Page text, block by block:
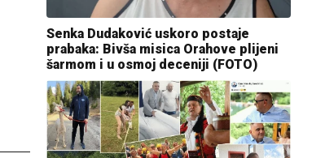
Senka Dudaković uskoro postaje
prabaka: Bivša misica Orahove plijeni
šarmom i u osmoj deceniji (FOTO)